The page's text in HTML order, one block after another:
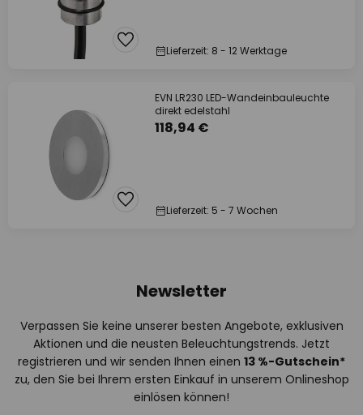
Lieferzeit: 8 - 12 Werktage
EVN LR230 LED-Wandeinbauleuchte
direkt edelstahl
118,94 €
Lieferzeit: 5 - 7 Wochen
Newsletter
Verpassen Sie keine unserer besten Angebote, exklusiven
Aktionen und die neusten Beleuchtungstrends. Jetzt
registrieren und wir senden Ihnen einen 13 %-Gutschein*
zu, den Sie bei Ihrem ersten Einkauf in unserem Onlineshop
einlösen können!